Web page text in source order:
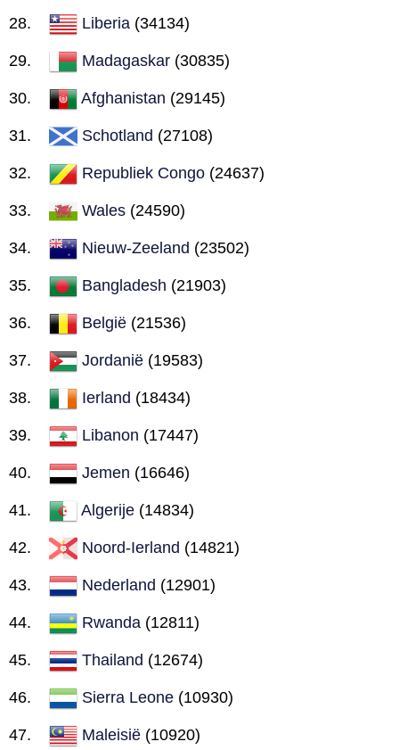
Liberia (34134)
Madagaskar (30835)
Afghanistan (29145)
Schotland (27108)
Republiek Congo (24637)
Wales (24590)
Nieuw-Zeeland (23502)
Bangladesh (21903)
België (21536)
Jordanië (19583)
Ierland (18434)
Libanon (17447)
Jemen (16646)
Algerije (14834)
Noord-Ierland (14821)
Nederland (12901)
Rwanda (12811)
Thailand (12674)
Sierra Leone (10930)
Maleisië (10920)